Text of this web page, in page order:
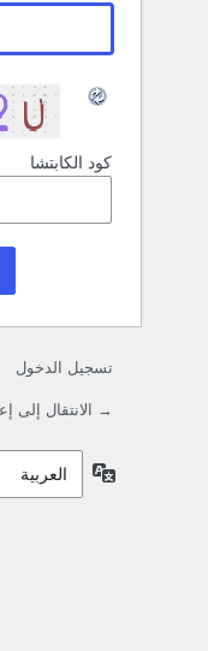
كود الكابتشا
تسجيل الدخول
→ الانتقال إلى
اللغة